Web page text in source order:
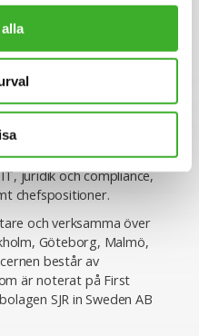
Ända sedan starten
såväl
områden vi rekryterar
att utifrån högt ställda
rätt uppdragsgivare. Vi
ekonomi och finans,
juridik och compliance,
chefspositioner.
och verksamma över
Göteborg, Malmö,
består av
är noterat på First
SJR in Sweden AB